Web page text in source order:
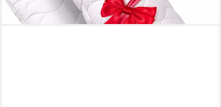
-53%
in 5-6 Werktagen bei dir